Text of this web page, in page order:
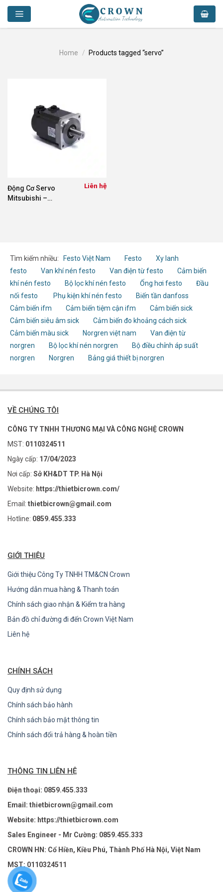
Skip
content
Home / Products tagged “servo”
Động Cơ Servo
Mitsubishi –
Liên hệ
Tìm kiếm nhiều: Festo Việt Nam Festo
Xy lanh
festo
Van khí nén festo Van điện từ festo
Cảm biến
khí nén festo
Bộ lọc khí nén festo Ống hơi festo
Đầu
nối festo
Phụ kiện khí nén festo
Biến tần danfoss
Cảm biến ifm
Cảm biến tiệm cận ifm
Cảm biến sick
Cảm biến siêu âm sick
Cảm biến đo khoảng cách sick
Cảm biến màu sick
Norgren việt nam
Van điện từ
norgren
Bộ lọc khí nén norgren
Bộ điều chỉnh áp suất
norgren
Norgren Bảng giá thiết bị norgren
VỀ CHÚNG TÔI
CÔNG TY TNHH THƯƠNG MẠI VÀ CÔNG NGHỆ CROWN
MST: 0110324511
Ngày cấp: 17/04/2023
Nơi cấp: Sở KH&DT TP. Hà Nội
Website: https://thietbicrown.com/
Email: thietbicrown@gmail.com
Hotline: 0859.455.333
GIỚI THIỆU
Giới thiệu Công Ty TNHH TM&CN Crown
Hướng dẫn mua hàng & Thanh toán
Chính sách giao nhận & Kiểm tra hàng
Bản đồ chỉ đường đi đến Crown Việt Nam
Liên hệ
CHÍNH SÁCH
Quy định sử dụng
Chính sách bảo hành
Chính sách bảo mật thông tin
Chính sách đổi trả hàng & hoàn tiền
THÔNG TIN LIÊN HỆ
Điện thoại: 0859.455.333
Email: thietbicrown@gmail.com
Website: https://thietbicrown.com
Sales Engineer - Mr Cường: 0859.455.333
CROWN HN: Cổ Hiền, Kiều Phú, Thành Phố Hà Nội, Việt Nam
MST: 0110324511